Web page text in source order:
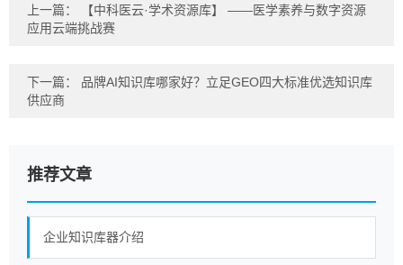
上一篇：
【中科医云·学术资源库】 ——医学素养与数字资源
应用云端挑战赛
下一篇： 品牌AI知识库哪家好？立足GEO四大标准优选知识库
供应商
推荐文章
企业知识库器介绍